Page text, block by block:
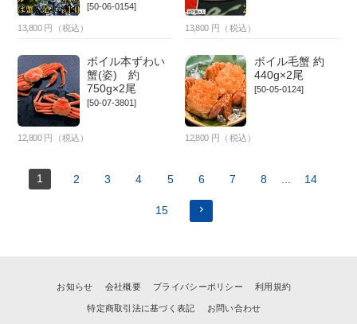
[50-06-0154]
13,800 円（税込） 13,800 円（税込）
ボイル本ずわい
蟹(姿) 約
750g×2尾
[50-07-3801]
12,800 円（税込）
ボイル毛蟹 約
440g×2尾
[50-05-0124]
12,800 円（税込）
1 2 3 4 5 6 7 8 14
15
お知らせ 会社概要 プライバシーポリシー 利用規約
特定商取引法に基づく表記 お問い合わせ